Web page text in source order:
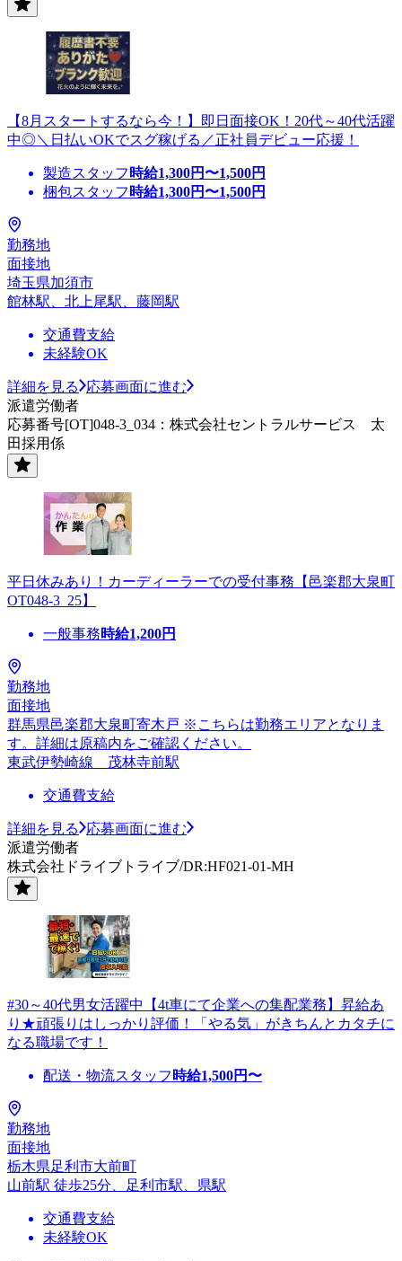
【8月スタートするなら今！】即日面接OK！20代～40代活躍
中◎＼日払いOKでスグ稼げる／正社員デビュー応援！
製造スタッフ 時給1,300円〜1,500円
梱包スタッフ 時給1,300円〜1,500円
勤務地
面接地
埼玉県加須市
館林駅、北上尾駅、藤岡駅
交通費支給
未経験OK
詳細を見る
応募画面に進む
派遣労働者
応募番号[OT]048-3_034：株式会社セントラルサービス 太
田採用係
平日休みあり！カーディーラーでの受付事務【邑楽郡大泉町
OT048-3_25】
一般事務時給1,200円
勤務地
面接地
群馬県邑楽郡大泉町寄木戸 ※こちらは勤務エリアとなりま
す。詳細は原稿内をご確認ください。
東武伊勢崎線 茂林寺前駅
交通費支給
詳細を見る
応募画面に進む
派遣労働者
株式会社ドライブトライブ/DR:HF021-01-MH
#30～40代男女活躍中【4t車にて企業への集配業務】昇給あ
り★頑張りはしっかり評価！「やる気」がきちんとカタチに
なる職場です！
配送・物流スタッフ 時給1,500円〜
勤務地
面接地
栃木県足利市大前町
山前駅 徒歩25分、足利市駅、県駅
交通費支給
未経験OK